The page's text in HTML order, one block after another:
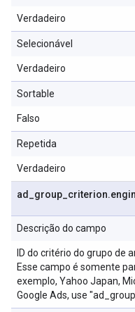
Verdadeiro
Selecionável
Verdadeiro
Sortable
Falso
Repetida
Verdadeiro
ad group criterion.
Descrição do campo
ID do critério do grupo de
Esse campo é somente
exemplo, Yahoo Japan,
Google Ads, use